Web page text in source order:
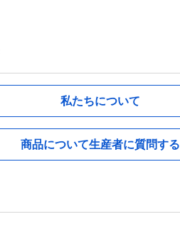
私たちについて
商品について生産者に質問する